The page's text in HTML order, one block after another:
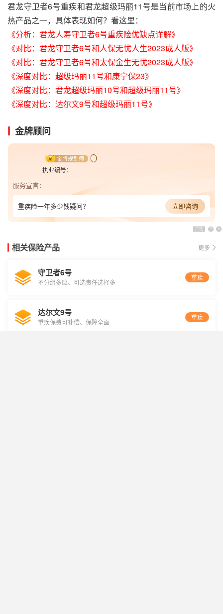
君龙守卫者6号重疾和君龙超级玛丽11号是当前市场上的火
热产品之一，具体表现如何？看这里：
《分析：君龙人寿守卫者6号重疾险优缺点详解》
《对比：君龙守卫者6号和人保无忧人生2023成人版》
《对比：君龙守卫者6号和太保金生无忧2023成人版》
《深度对比：超级玛丽11号和康宁保23》
《深度对比：君龙超级玛丽10号和超级玛丽11号》
《深度对比：达尔文9号和超级玛丽11号》
广告 ? x
金牌顾问
金牌规划师
执业编号：
服务宣言：
重疾险一年多少钱疑问？ 立即咨询
相关保险产品 更多
守卫者6号
不分组多赔、可选责任选择多
重疾
达尔文9号
重疾保费可补偿、保障全面
重疾